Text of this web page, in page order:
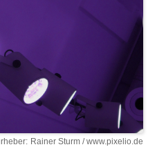
Rainer Sturm / www.pixelio.de